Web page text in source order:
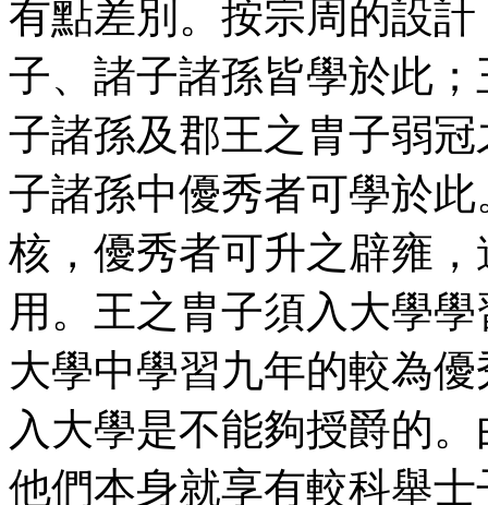
有點差別。按宗周的設
子、諸子諸孫皆學於此
子諸孫及郡王之胄子弱
子諸孫中優秀者可學於
核，優秀者可升之辟雍
用。王之胄子須入大學
大學中學習九年的較為
入大學是不能夠授爵的
他們本身就享有較科舉